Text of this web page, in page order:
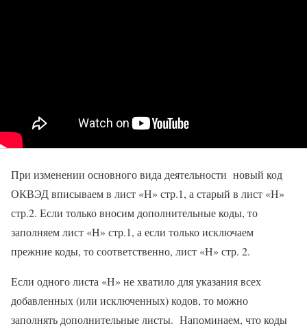
При изменении основного вида деятельности новый код
ОКВЭД вписываем в лист «Н» стр.1, а старый в лист «Н»
стр.2. Если только вносим дополнительные коды, то
заполняем лист «Н» стр.1, а если только исключаем
прежние коды, то соответственно, лист «Н» стр. 2.
Если одного листа «Н» не хватило для указания всех
добавленных (или исключенных) кодов, то можно
заполнять дополнительные листы. Напоминаем, что коды